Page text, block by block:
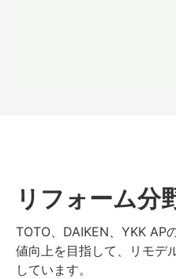
リフォーム分
TOTO、DAIKEN、YKK AP
値向上を目指して、リモデ
しています。